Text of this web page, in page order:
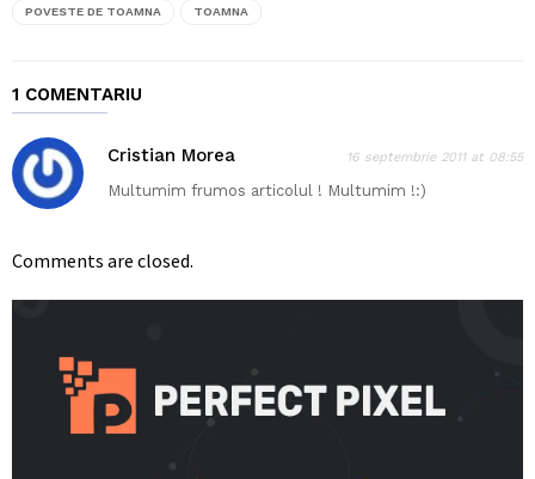
POVESTE DE TOAMNA TOAMNA
1 COMENTARIU
Cristian Morea 16 septembrie 2011 at 08:55
Multumim frumos articolul ! Multumim !:)
Comments are closed.